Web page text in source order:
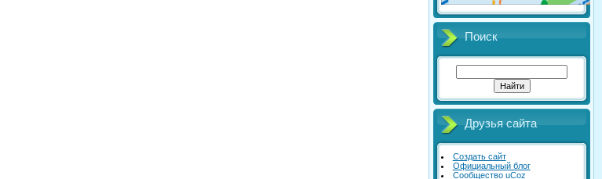
Поиск
Друзья сайта
Создать сайт
Официальный блог
Сообщество uCoz